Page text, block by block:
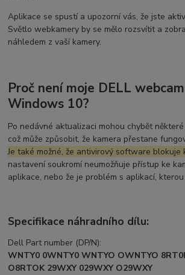
Aplikace se spustí a upozorní vás, že jste
Světlo webkamery by se mělo rozsvítit a
náhledem z vaší kamery.
Proč není moje DELL
Windows 10?
Po nedávné aktualizaci mohou chybět
což může způsobit, že kamera přestane
Je také možné, že antivirový software blokuje
nastavení soukromí neumožňuje přístup ke
aplikace, nebo že je problém s aplikací,
Specifikace náhradního dílu:
Dell Part number (DP/N):
WNTY0 0WNTY0 WNTYO OWNTYO
O8RTOK 29WXY 029WXY O29WXY